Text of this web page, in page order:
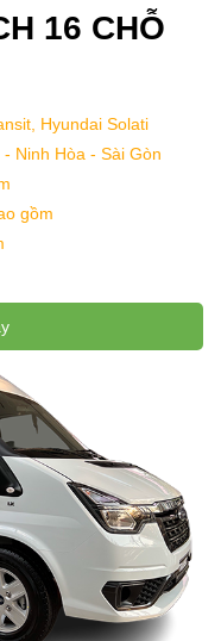
16 CHỖ
Hyundai Solati
- Ninh Hòa - Sài Gòn
gồm